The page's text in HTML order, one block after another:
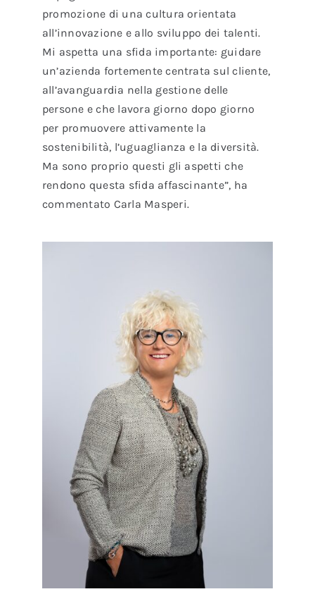
promozione di una cultura orientata
all’innovazione e allo sviluppo dei talenti.
Mi aspetta una sfida importante: guidare
un’azienda fortemente centrata sul cliente,
all’avanguardia nella gestione delle
persone e che lavora giorno dopo giorno
per promuovere attivamente la
sostenibilità, l’uguaglianza e la diversità.
Ma sono proprio questi gli aspetti che
rendono questa sfida affascinante”, ha
commentato Carla Masperi.